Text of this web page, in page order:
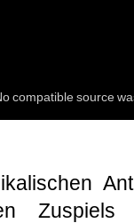
compatible source